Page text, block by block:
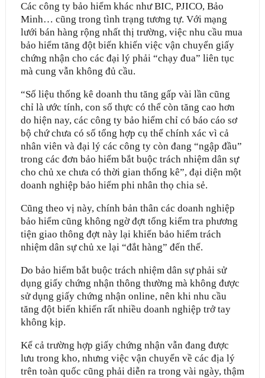
Các công ty bảo hiểm khác như BIC, PJICO, Bảo
Minh… cũng trong tình trạng tương tự. Với mạng
lưới bán hàng rộng nhất thị trường, việc nhu cầu mua
bảo hiểm tăng đột biến khiến việc vận chuyển giấy
chứng nhận cho các đại lý phải “chạy đua” liên tục
mà cung vẫn không đủ cầu.
“Số liệu thống kê doanh thu tăng gấp vài lần cũng
chỉ là ước tính, con số thực có thể còn tăng cao hơn
do hiện nay, các công ty bảo hiểm chỉ có báo cáo sơ
bộ chứ chưa có số tổng hợp cụ thể chính xác vì cả
nhân viên và đại lý các công ty còn đang “ngập đầu”
trong các đơn bảo hiểm bắt buộc trách nhiệm dân sự
cho chủ xe chưa có thời gian thống kê”, đại diện một
doanh nghiệp bảo hiểm phi nhân thọ chia sẻ.
Cũng theo vị này, chính bản thân các doanh nghiệp
bảo hiểm cũng không ngờ đợt tổng kiểm tra phương
tiện giao thông đợt này lại khiến bảo hiểm trách
nhiệm dân sự chủ xe lại “đắt hàng” đến thế.
Do bảo hiểm bắt buộc trách nhiệm dân sự phải sử
dụng giấy chứng nhận thông thường mà không được
sử dụng giấy chứng nhận online, nên khi nhu cầu
tăng đột biến khiến rất nhiều doanh nghiệp trở tay
không kịp.
Kể cả trường hợp giấy chứng nhận vẫn đang được
lưu trong kho, nhưng việc vận chuyển về các địa lý
trên toàn quốc cũng phải diễn ra trong vài ngày, thậm